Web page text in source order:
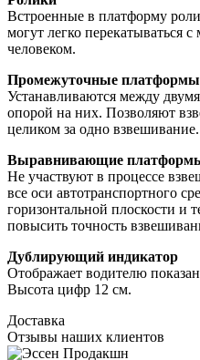
Встроенные в платформу
могут легко перекатываться
человеком.
Промежуточные платформы
Устанавливаются между
опорой на них. Позволяют
целиком за одно взвешивание.
Выравнивающие
Не участвуют в процессе
все оси автотранспортного
горизонтальной плоскости и
повысить точность
Дублирующий индикатор
Отображает водителю
Высота цифр 12 см.
Доставка
Отзывы наших клиентов